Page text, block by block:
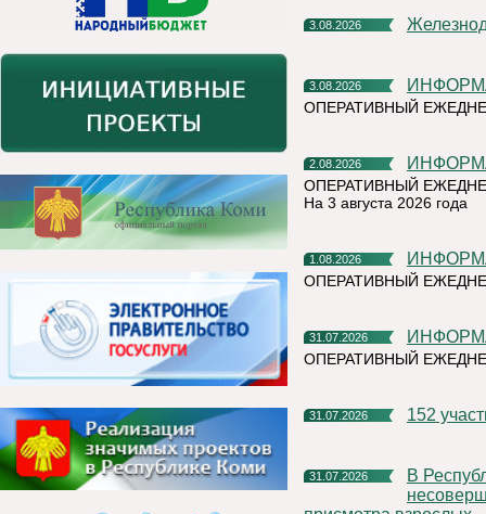
3.08.2026
3.08.2026
ОПЕРАТИВНЫЙ
2.08.2026
ОПЕРАТИВНЫЙ
На 3 августа 2026 года
1.08.2026
ОПЕРАТИВНЫЙ
31.07.2026
ОПЕРАТИВНЫЙ
31.07.2026 152
31.07.2026
В Республике Коми участились случаи нахождения и купания